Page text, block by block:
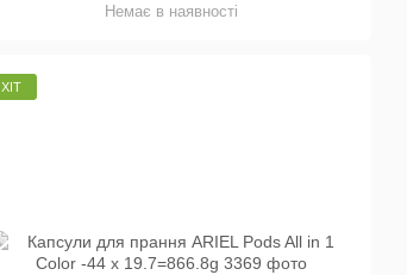
Немає в наявності
ХІТ